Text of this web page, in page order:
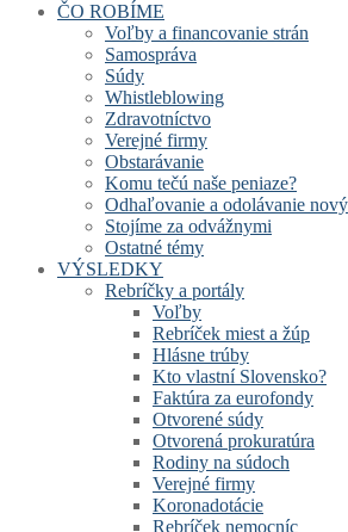
ČO ROBÍME
Voľby a financovanie strán
Samospráva
Súdy
Whistleblowing
Zdravotníctvo
Verejné firmy
Obstarávanie
Komu tečú naše peniaze?
Odhaľovanie a odolávanie
Stojíme za odvážnymi
Ostatné témy
VÝSLEDKY
Rebríčky a portály
Voľby
Rebríček miest a žúp
Hlásne trúby
Kto vlastní Slovensko?
Faktúra za eurofondy
Otvorené súdy
Otvorená prokuratúra
Rodiny na súdoch
Verejné firmy
Koronadotácie
Rebríček nemocníc